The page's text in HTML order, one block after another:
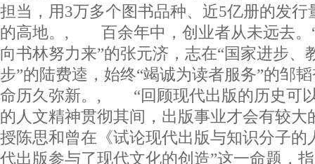
担当，用3万多个图书品种、近5亿册的发行
的高地。, 百余年中，创业者从未远去。
向书林努力来”的张元济，志在“国家进步、
步”的陆费逵，始终“竭诚为读者服务”的邹
命历久弥新。, “回顾现代出版的历史可
的人文精神贯彻其间，出版事业才会有较大
授陈思和曾在《试论现代出版与知识分子的
代出版参与了现代文化的创造”这一命题，